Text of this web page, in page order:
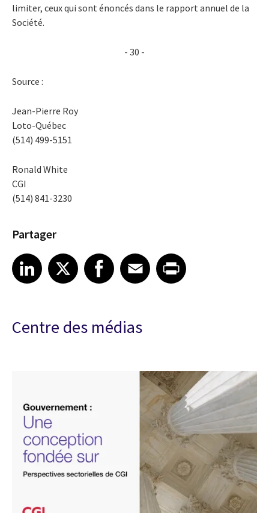
limiter, ceux qui sont énoncés dans le rapport annuel de la
Société.
- 30 -
Source :
Jean-Pierre Roy
Loto-Québec
(514) 499-5151
Ronald White
CGI
(514) 841-3230
Partager
Share article on LinkedIn
LinkedIn
Share article on XShare article on Facebook
Facebook
Share article on Email
EmailShare article on Print
Centre des médias